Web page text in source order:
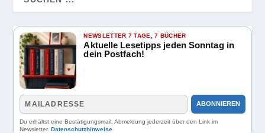
NEWSLETTER 7 TAGE, 7 BÜCHER
Aktuelle Lesetipps jeden Sonntag in
dein Postfach!
ABONNIEREN
Du erhältst eine Bestätigungsmail. Abmeldung jederzeit über den Link im
Newsletter.Datenschutzhinweise